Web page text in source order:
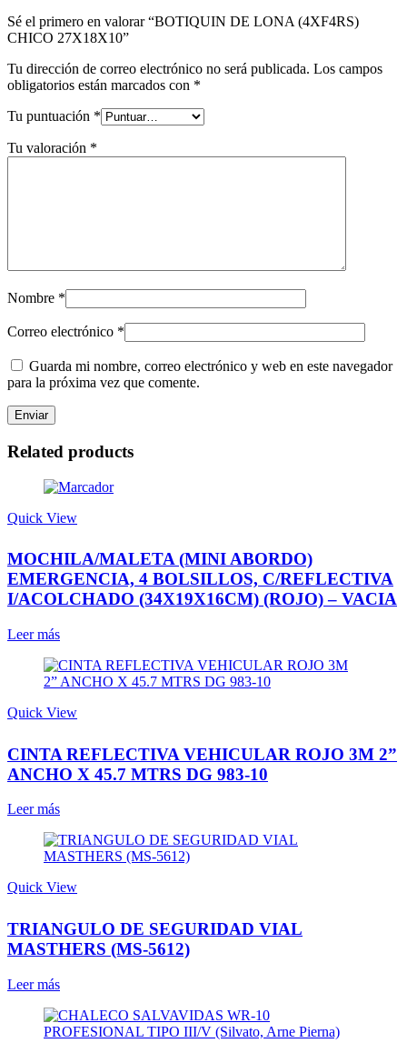
Sé el primero en valorar “BOTIQUIN DE LONA (4XF4RS)
CHICO 27X18X10”
Tu dirección de correo electrónico no será publicada. Los campos
obligatorios están marcados con *
Tu puntuación *
Tu valoración *
Nombre *
Correo electrónico *
Guarda mi nombre, correo electrónico y web en este navegador
para la próxima vez que comente.
Related products
Quick View
MOCHILA/MALETA (MINI ABORDO)
EMERGENCIA, 4 BOLSILLOS, C/REFLECTIVA
I/ACOLCHADO (34X19X16CM) (ROJO) – VACIA
Leer más
Quick View
CINTA REFLECTIVA VEHICULAR ROJO 3M 2”
ANCHO X 45.7 MTRS DG 983-10
Leer más
Quick View
TRIANGULO DE SEGURIDAD VIAL
MASTHERS (MS-5612)
Leer más